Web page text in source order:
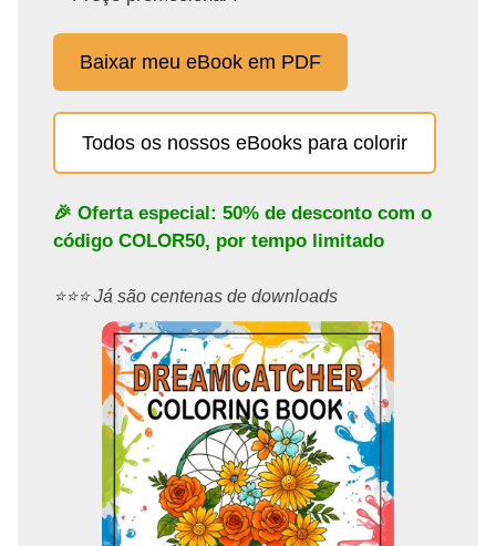
Baixar meu eBook em PDF
Todos os nossos eBooks para colorir
🎉 Oferta especial: 50% de desconto com o
código COLOR50, por tempo limitado
⭐️⭐️⭐️ Já são centenas de downloads